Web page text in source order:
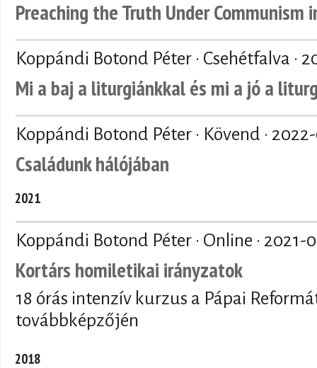
Preaching the Truth Under Communism
Koppándi Botond Péter · Csehétfalva ·
Mi a baj a liturgiánkkal és mi a jó a
Koppándi Botond Péter · Kövend ·
Családunk hálójában
2021
Koppándi Botond Péter · Online · 2021-
Kortárs homiletikai irányzatok
18 órás intenzív kurzus a Pápai
továbbképzőjén
2018